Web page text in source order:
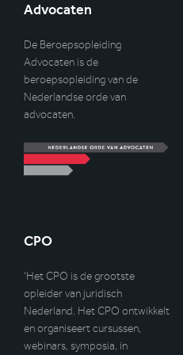
Advocaten
De Beroepsopleiding
Advocaten is de
beroepsopleiding van de
Nederlandse orde van
advocaten.
CPO
‘Het CPO is de grootste
opleider van juridisch
Nederland. Het CPO ontwikkelt
en organiseert cursussen,
webinars, symposia, in